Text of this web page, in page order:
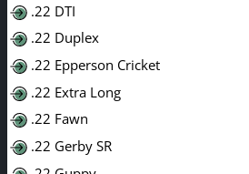
.22 DTI
.22 Duplex
.22 Epperson Cricket
.22 Extra Long
.22 Fawn
.22 Gerby SR